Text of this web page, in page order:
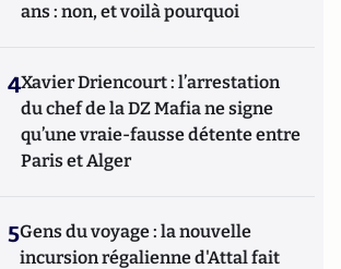
ans : non, et voilà pourquoi
4Xavier Driencourt : l’arrestation
du chef de la DZ Mafia ne signe
qu’une vraie-fausse détente entre
Paris et Alger
5Gens du voyage : la nouvelle
incursion régalienne d'Attal fait